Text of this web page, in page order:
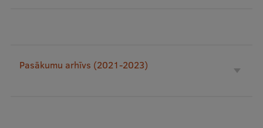
Par RSU
Pasākumu arhīvs (2021-2023)